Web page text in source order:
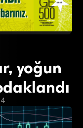
yoğun